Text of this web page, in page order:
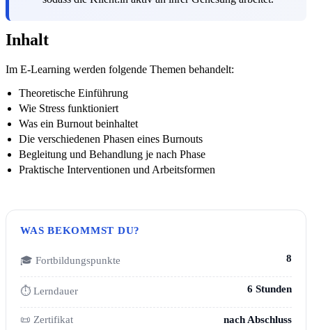
Inhalt
Im E-Learning werden folgende Themen behandelt:
Theoretische Einführung
Wie Stress funktioniert
Was ein Burnout beinhaltet
Die verschiedenen Phasen eines Burnouts
Begleitung und Behandlung je nach Phase
Praktische Interventionen und Arbeitsformen
WAS BEKOMMST DU?
🎓 Fortbildungspunkte 8
⏱ Lerndauer 6 Stunden
📜 Zertifikat nach Abschluss